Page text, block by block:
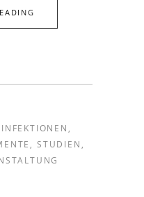
INFEKTIONEN ,
, STUDIEN ,